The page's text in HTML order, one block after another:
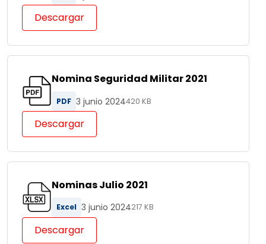
Descargar
Nomina Seguridad Militar 2021
PDF 3 junio 2024420 KB
Descargar
Nominas Julio 2021
Excel 3 junio 2024217 KB
Descargar